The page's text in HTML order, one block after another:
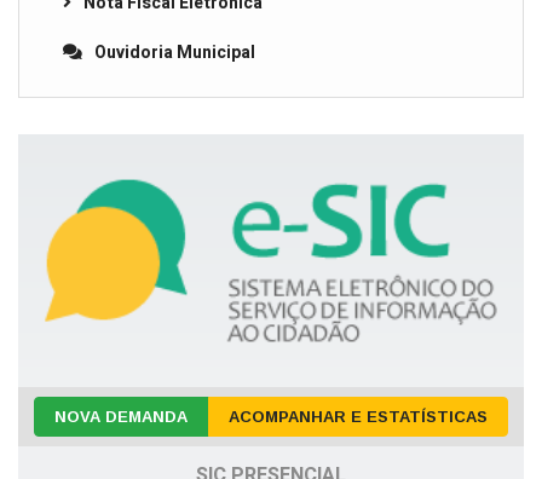
Ouvidoria Municipal
NOVA DEMANDA ACOMPANHAR E ESTATÍSTICAS